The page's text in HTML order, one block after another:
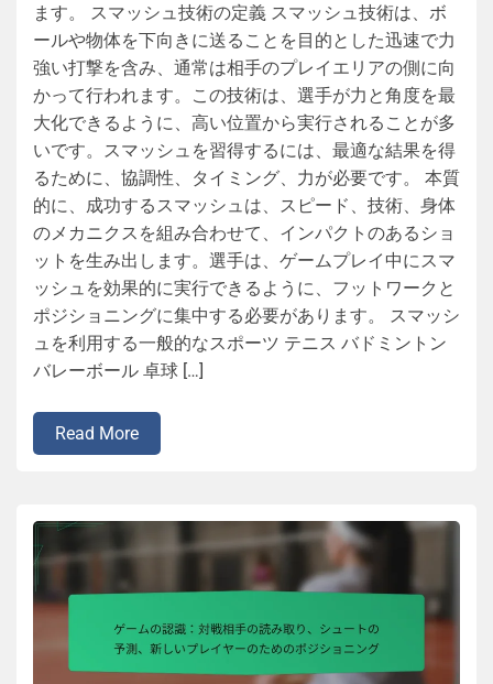
ます。 スマッシュ技術の定義 スマッシュ技術は、ボ
ールや物体を下向きに送ることを目的とした迅速で力
強い打撃を含み、通常は相手のプレイエリアの側に向
かって行われます。この技術は、選手が力と角度を最
大化できるように、高い位置から実行されることが多
いです。スマッシュを習得するには、最適な結果を得
るために、協調性、タイミング、力が必要です。 本質
的に、成功するスマッシュは、スピード、技術、身体
のメカニクスを組み合わせて、インパクトのあるショ
ットを生み出します。選手は、ゲームプレイ中にスマ
ッシュを効果的に実行できるように、フットワークと
ポジショニングに集中する必要があります。 スマッシ
ュを利用する一般的なスポーツ テニス バドミントン
バレーボール 卓球 […]
Read More